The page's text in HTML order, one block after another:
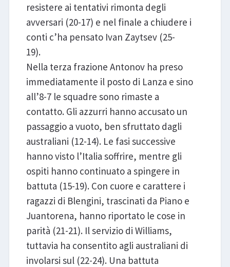
resistere ai tentativi rimonta degli
avversari (20-17) e nel finale a chiudere i
conti c’ha pensato Ivan Zaytsev (25-
19).
Nella terza frazione Antonov ha preso
immediatamente il posto di Lanza e sino
all’8-7 le squadre sono rimaste a
contatto. Gli azzurri hanno accusato un
passaggio a vuoto, ben sfruttato dagli
australiani (12-14). Le fasi successive
hanno visto l’Italia soffrire, mentre gli
ospiti hanno continuato a spingere in
battuta (15-19). Con cuore e carattere i
ragazzi di Blengini, trascinati da Piano e
Juantorena, hanno riportato le cose in
parità (21-21). Il servizio di Williams,
tuttavia ha consentito agli australiani di
involarsi sul (22-24). Una battuta